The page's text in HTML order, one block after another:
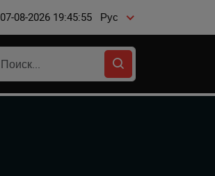
07-08-2026 19:45:56 Рус